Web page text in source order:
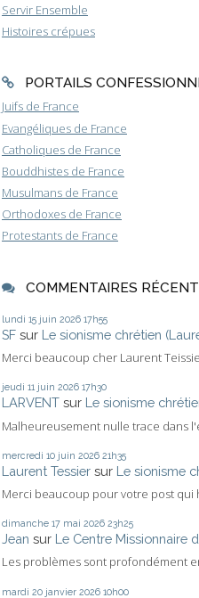
Servir Ensemble
Histoires crépues
PORTAILS
Juifs de France
Evangéliques de France
Catholiques de France
Bouddhistes de France
Musulmans de France
Orthodoxes de France
Protestants de France
COMMENTAIRES
lundi 15 juin 2026 17h55
SF sur Le sionisme chrétien
Merci beaucoup cher Laurent
jeudi 11 juin 2026 17h30
LARVENT sur Le sionisme
Malheureusement nulle trace dans
mercredi 10 juin 2026 21h35
Laurent Tessier sur Le sionisme
Merci beaucoup pour votre post qui
dimanche 17 mai 2026 23h25
Jean sur Le Centre Missionnaire
Les problèmes sont profondément
mardi 20 janvier 2026 10h00